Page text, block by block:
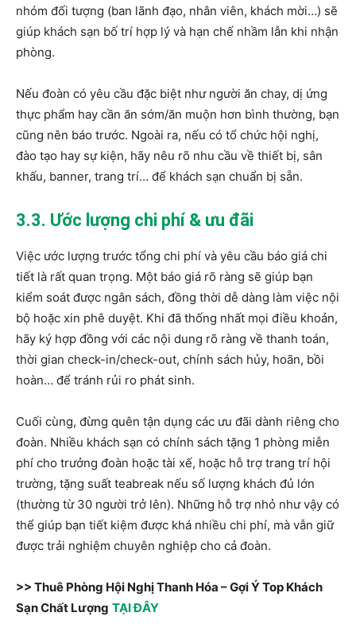
nhóm đối tượng (ban lãnh đạo, nhân viên, khách mời…) sẽ
giúp khách sạn bố trí hợp lý và hạn chế nhầm lẫn khi nhận
phòng.
Nếu đoàn có yêu cầu đặc biệt như người ăn chay, dị ứng
thực phẩm hay cần ăn sớm/ăn muộn hơn bình thường, bạn
cũng nên báo trước. Ngoài ra, nếu có tổ chức hội nghị,
đào tạo hay sự kiện, hãy nêu rõ nhu cầu về thiết bị, sân
khấu, banner, trang trí… để khách sạn chuẩn bị sẵn.
3.3. Ước lượng chi phí & ưu đãi
Việc ước lượng trước tổng chi phí và yêu cầu báo giá chi
tiết là rất quan trọng. Một báo giá rõ ràng sẽ giúp bạn
kiểm soát được ngân sách, đồng thời dễ dàng làm việc nội
bộ hoặc xin phê duyệt. Khi đã thống nhất mọi điều khoản,
hãy ký hợp đồng với các nội dung rõ ràng về thanh toán,
thời gian check-in/check-out, chính sách hủy, hoãn, bồi
hoàn… để tránh rủi ro phát sinh.
Cuối cùng, đừng quên tận dụng các ưu đãi dành riêng cho
đoàn. Nhiều khách sạn có chính sách tặng 1 phòng miễn
phí cho trưởng đoàn hoặc tài xế, hoặc hỗ trợ trang trí hội
trường, tặng suất teabreak nếu số lượng khách đủ lớn
(thường từ 30 người trở lên). Những hỗ trợ nhỏ như vậy có
thể giúp bạn tiết kiệm được khá nhiều chi phí, mà vẫn giữ
được trải nghiệm chuyên nghiệp cho cả đoàn.
>> Thuê Phòng Hội Nghị Thanh Hóa – Gợi Ý Top Khách
Sạn Chất Lượng TẠI ĐÂY